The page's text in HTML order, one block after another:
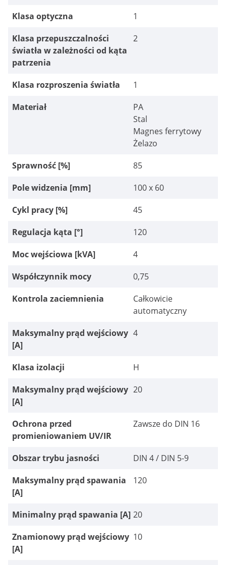
Klasa optyczna
1
Klasa przepuszczalności
światła w zależności od kąta
patrzenia
2
Klasa rozproszenia światła
1
Materiał
PA
Stal
Magnes ferrytowy
Żelazo
Sprawność [%]
85
Pole widzenia [mm]
100 x 60
Cykl pracy [%]
45
Regulacja kąta [°]
120
Moc wejściowa [kVA]
4
Współczynnik mocy
0,75
Kontrola zaciemnienia
Całkowicie
automatyczny
Maksymalny prąd wejściowy
[A]
4
Klasa izolacji
H
Maksymalny prąd wejściowy
[A]
20
Ochrona przed
promieniowaniem UV/IR
Zawsze do DIN 16
Obszar trybu jasności
DIN 4 / DIN 5-9
Maksymalny prąd spawania
[A]
120
Minimalny prąd spawania [A] 20
Znamionowy prąd wejściowy
[A]
10